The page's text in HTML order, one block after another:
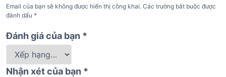
Email của bạn sẽ không được hiển thị công khai. Các trường bắt buộc được
đánh dấu *
Đánh giá của bạn *
Nhận xét của bạn *